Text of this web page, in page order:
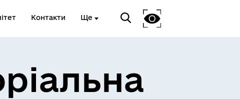
Контакти Ще
та
Доступ до публічної
інформації